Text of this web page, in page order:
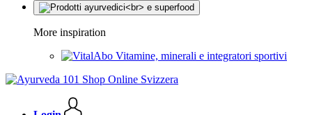
More inspiration
Vitamine, minerali e integratori sportivi